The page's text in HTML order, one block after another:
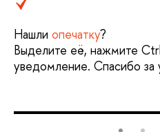
Нашли опечатку?
Выделите её, нажмите
уведомление. Спасибо за